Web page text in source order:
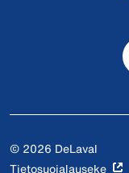
© 2026 DeLaval
Tietosuojalauseke